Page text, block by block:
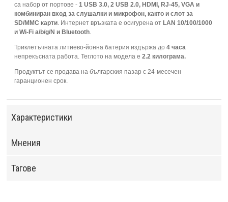
са набор от портове - 1 USB 3.0, 2 USB 2.0, HDMI, RJ-45, VGA и
комбиниран вход за слушалки и микрофон, както и слот за
SD/MMC карти . Интернет връзката е осигурена отLAN 10/100/1000
и Wi-Fi a/b/g/N и Bluetooth
Триклетъчната литиево-йонна батерия издържа до4 часа
непрекъсната работа. Теглото на модела е2.2 килограма.
Продуктът се продава на българския пазар с 24-месечен
гаранционен срок.
Характеристики
Мнения
Тагове